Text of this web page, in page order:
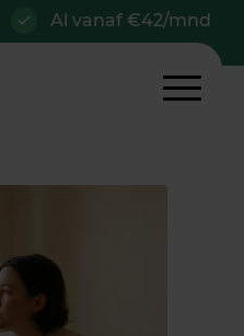
Al vanaf €42/mnd